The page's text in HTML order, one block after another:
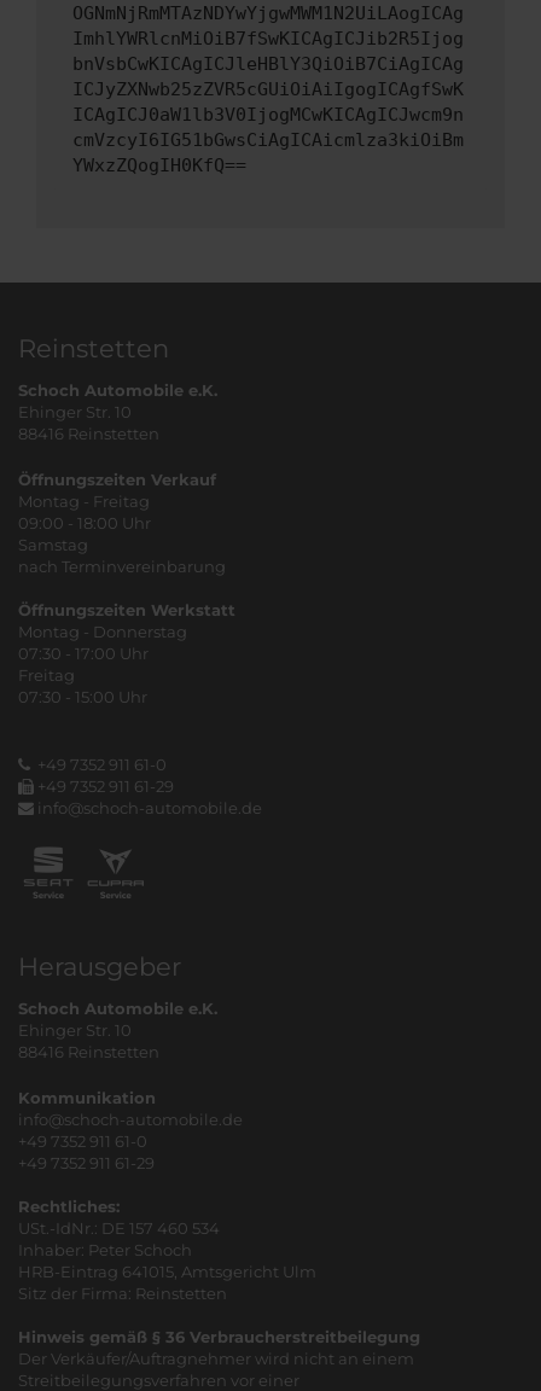
OGNmNjRmMTAzNDYwYjgwMWM1N2UiLAogICAg
ImhlYWRlcnMiOiB7fSwKICAgICJib2R5Ijog
bnVsbCwKICAgICJleHBlY3QiOiB7CiAgICAg
ICJyZXNwb25zZVR5cGUiOiAiIgogICAgfSwK
ICAgICJ0aW1lb3V0IjogMCwKICAgICJwcm9n
cmVzcyI6IG51bGwsCiAgICAicmlza3kiOiBm
YWxzZQogIH0KfQ==
Reinstetten
Schoch Automobile e.K.
Ehinger Str. 10
88416 Reinstetten
Öffnungszeiten Verkauf
Montag - Freitag
09:00 - 18:00 Uhr
Samstag
nach Terminvereinbarung
Öffnungszeiten Werkstatt
Montag - Donnerstag
07:30 - 17:00 Uhr
Freitag
07:30 - 15:00 Uhr
+49 7352 911 61-0
+49 7352 911 61-29
info@schoch-automobile.de
Herausgeber
Schoch Automobile e.K.
Ehinger Str. 10
88416 Reinstetten
Kommunikation
info@schoch-automobile.de
+49 7352 911 61-0
+49 7352 911 61-29
Rechtliches:
USt.-IdNr.: DE 157 460 534
Inhaber: Peter Schoch
HRB-Eintrag 641015, Amtsgericht Ulm
Sitz der Firma: Reinstetten
Hinweis gemäß § 36 Verbraucherstreitbeilegung
Der Verkäufer/Auftragnehmer wird nicht an einem
Streitbeilegungsverfahren vor einer